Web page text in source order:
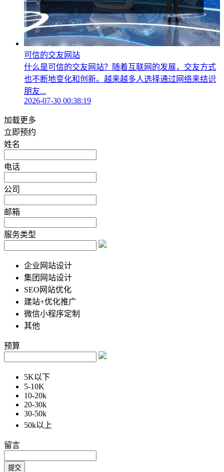
可信的交友网站
什么是可信的交友网站？随着互联网的发展，交友方式
也不断地变化和创新。越来越多人选择通过网络来结识
朋友...
2026-07-30 00:38:19
加载更多
立即预约
姓名
电话
公司
邮箱
服务类型
企业网站设计
集团网站设计
SEO网站优化
建站+优化推广
微信小程序定制
其他
预算
5K以下
5-10K
10-20k
20-30k
30-50k
50k以上
留言